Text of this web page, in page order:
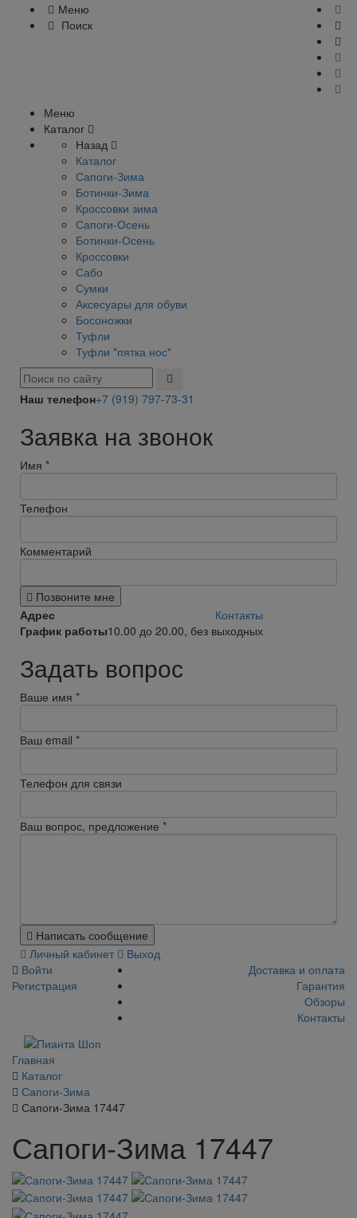
Меню
Поиск
Меню
Каталог
Назад
Каталог
Сапоги-Зима
Ботинки-Зима
Кроссовки зима
Сапоги-Осень
Ботинки-Осень
Кроссовки
Сабо
Сумки
Аксесуары для обуви
Босоножки
Туфли
Туфли "пятка нос"
Наш телефон+7 (919) 797-73-31
Заявка на звонок
Имя *
Телефон
Комментарий
Позвоните мне
Адрес
Контакты
График работы10.00 до 20.00, без выходных
Задать вопрос
Ваше имя *
Ваш email *
Телефон для связи
Ваш вопрос, предложение *
Написать сообщение
Личный кабинет
Выход
Войти
Регистрация
Доставка и оплата
Гарантия
Обзоры
Контакты
Главная
Каталог
Сапоги-Зима
Сапоги-Зима 17447
Сапоги-Зима 17447